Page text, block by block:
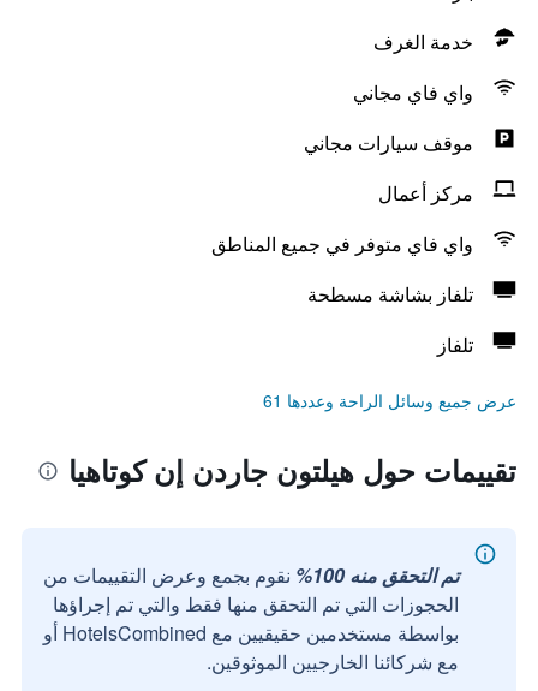
خدمة الغرف
واي فاي مجاني
موقف سيارات مجاني
مركز أعمال
واي فاي متوفر في جميع المناطق
تلفاز بشاشة مسطحة
تلفاز
عرض جميع وسائل الراحة وعددها 61
تقييمات حول هيلتون جاردن إن كوتاهيا
تم التحقق منه 100%
نقوم بجمع وعرض التقييمات من
الحجوزات التي تم التحقق منها فقط والتي تم إجراؤها
بواسطة مستخدمين حقيقيين مع HotelsCombined أو
مع شركائنا الخارجيين الموثوقين.